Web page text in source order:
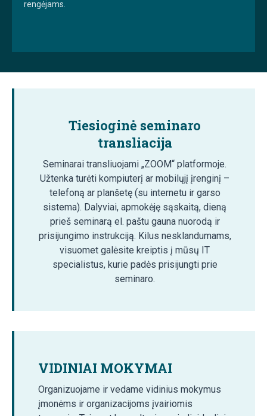
rengėjams.
Tiesioginė seminaro
transliacija
Seminarai transliuojami „ZOOM“ platformoje.
Užtenka turėti kompiuterį ar mobilųjį įrenginį –
telefoną ar planšetę (su internetu ir garso
sistema). Dalyviai, apmokėję sąskaitą, dieną
prieš seminarą el. paštu gauna nuorodą ir
prisijungimo instrukciją. Kilus nesklandumams,
visuomet galėsite kreiptis į mūsų IT
specialistus, kurie padės prisijungti prie
seminaro.
VIDINIAI MOKYMAI
Organizuojame ir vedame vidinius mokymus
įmonėms ir organizacijoms įvairiomis